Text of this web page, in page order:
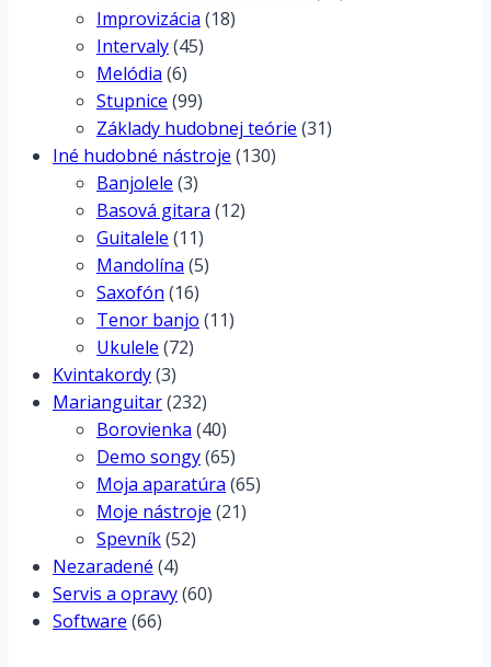
Improvizácia (18)
Intervaly(45)
Melódia (6)
Stupnice (99)
Základy hudobnej teórie (31)
Iné hudobné nástroje (130)
Banjolele (3)
Basová gitara (12)
Guitalele (11)
Mandolína (5)
Saxofón (16)
Tenor banjo (11)
Ukulele (72)
Kvintakordy(3)
Marianguitar(232)
Borovienka (40)
Demo songy(65)
Moja aparatúra (65)
Moje nástroje (21)
Spevník(52)
Nezaradené (4)
Servis a opravy(60)
Software (66)